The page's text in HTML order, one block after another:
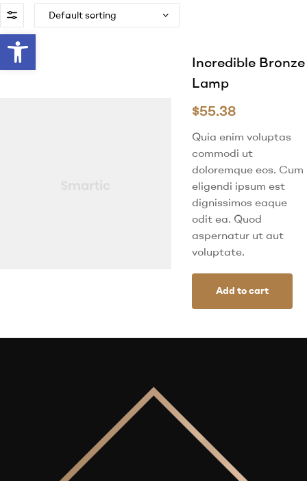
Abrir barra de herramientas
Incredible Bronze
Lamp
$55.38
Quia enim voluptas
commodi ut
doloremque eos. Cum
eligendi ipsum est
dignissimos eaque
odit ea. Quod
aspernatur ut aut
voluptate.
Add to cart